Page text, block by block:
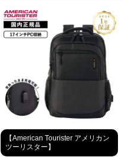
【American Tourister アメリカン
ツーリスター】